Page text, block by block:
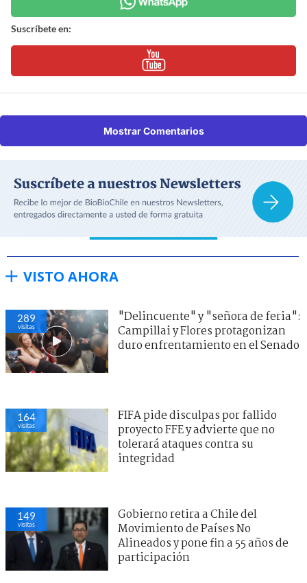
Suscríbete en:
Mostrar Comentarios
VISTO AHORA
289
visitas
"Delincuente" y "señora de feria":
Campillai y Flores protagonizan
duro enfrentamiento en el Senado
164
visitas
FIFA pide disculpas por fallido
proyecto FFE y advierte que no
tolerará ataques contra su
integridad
149
visitas
Gobierno retira a Chile del
Movimiento de Países No
Alineados y pone fin a 55 años de
participación